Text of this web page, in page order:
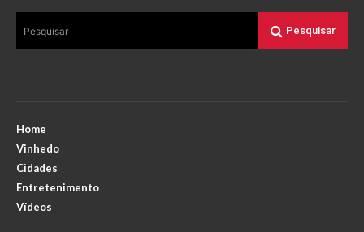
Pesquisar Pesquisar
Home
Vinhedo
Cidades
Entretenimento
Vídeos